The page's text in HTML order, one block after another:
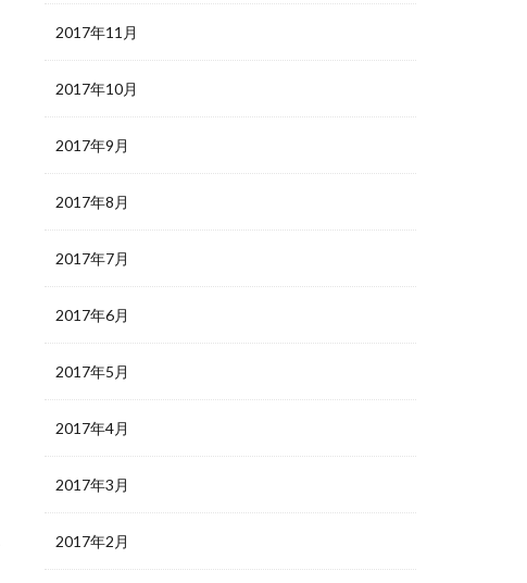
2017年11月
2017年10月
2017年9月
2017年8月
2017年7月
2017年6月
2017年5月
2017年4月
2017年3月
2017年2月